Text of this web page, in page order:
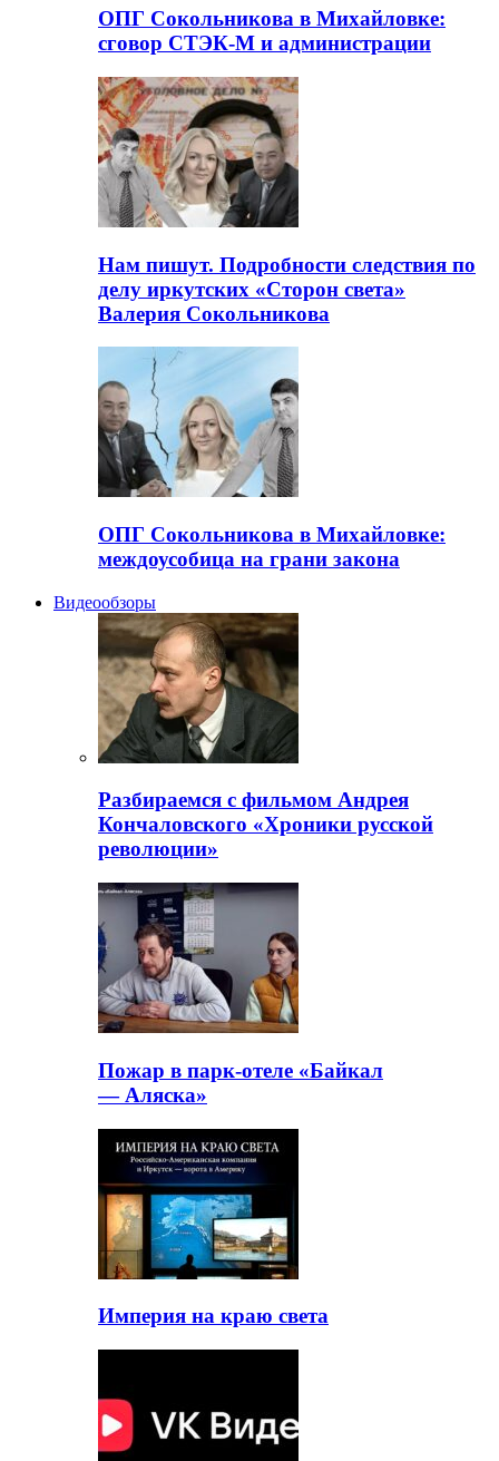
ОПГ Сокольникова в Михайловке:
сговор СТЭК-М и администрации
Нам пишут. Подробности следствия по
делу иркутских «Сторон света»
Валерия Сокольникова
ОПГ Сокольникова в Михайловке:
междоусобица на грани закона
Видеообзоры
Разбираемся с фильмом Андрея
Кончаловского «Хроники русской
революции»
Пожар в парк-отеле «Байкал
— Аляска»
Империя на краю света